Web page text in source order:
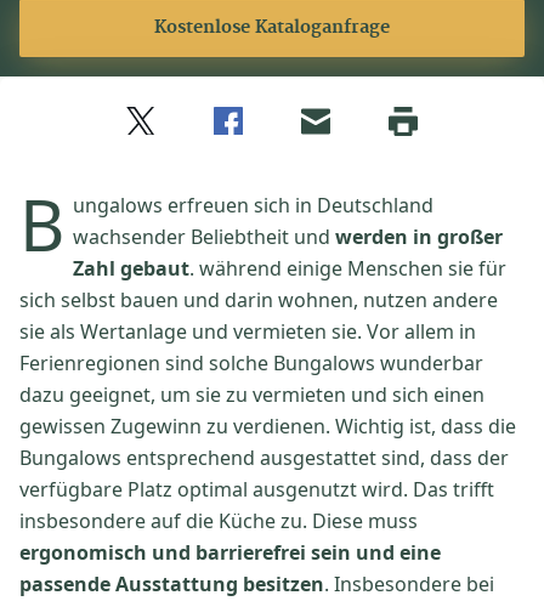
Kostenlose Kataloganfrage
B ungalows erfreuen sich in Deutschland
wachsender Beliebtheit undwerden in großer
Zahl gebaut. während einige Menschen sie für
sich selbst bauen und darin wohnen, nutzen andere
sie als Wertanlage und vermieten sie. Vor allem in
Ferienregionen sind solche Bungalows wunderbar
dazu geeignet, um sie zu vermieten und sich einen
gewissen Zugewinn zu verdienen. Wichtig ist, dass die
Bungalows entsprechend ausgestattet sind, dass der
verfügbare Platz optimal ausgenutzt wird. Das trifft
insbesondere auf die Küche zu. Diese muss
ergonomisch und barrierefrei sein und eine
passende Ausstattung besitzen. Insbesondere bei